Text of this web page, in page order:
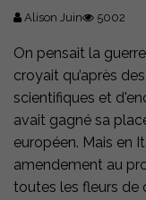
Alison Juin 5002
On pensait la
croyait qu’après
scientifiques et
avait gagné sa
européen. Mais en
amendement au
toutes les fleurs de